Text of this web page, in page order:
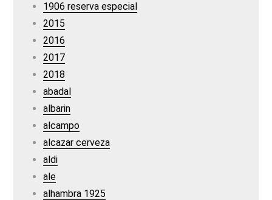
1906 reserva especial
2015
2016
2017
2018
abadal
albarin
alcampo
alcazar cerveza
aldi
ale
alhambra 1925